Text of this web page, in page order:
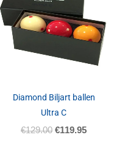
Diamond Biljart ballen
Ultra C
€129.00
€129.00.
€119.95